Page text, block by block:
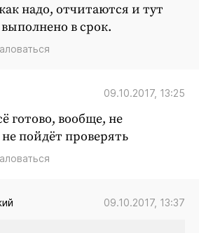
надо, отчитаются и тут
в срок.
09.10.2017, 13:25
готово, вообще, не
пойдёт проверять
09.10.2017, 13:37